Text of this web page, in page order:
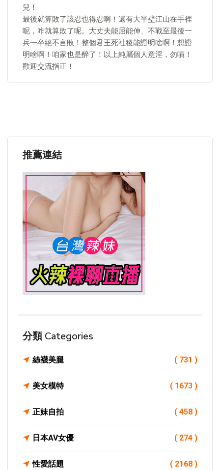
兒！
最後就算敗了該忍也得忍啊！還有大半壁江山在手裡
呢，咋就算敗了呢。大丈夫能屈能伸、不戰至最後一
兵一卒絕不言敗！整個君王死社稷能證明啥啊！想證
明啥啊！咱家也是醉了！以上純屬個人意淫，勿噴！
歡迎交流指正！
推薦連結
分類 Categories
絲襪美腿 ( 731 )
美女模特 ( 1673 )
正妹自拍 ( 458 )
日本AV女優 ( 274 )
性愛話題 ( 2168 )